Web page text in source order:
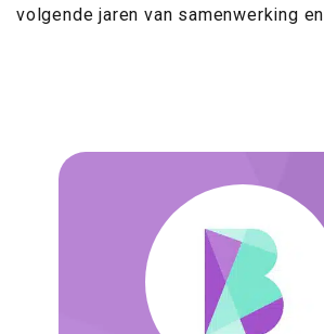
volgende jaren van samenwerking